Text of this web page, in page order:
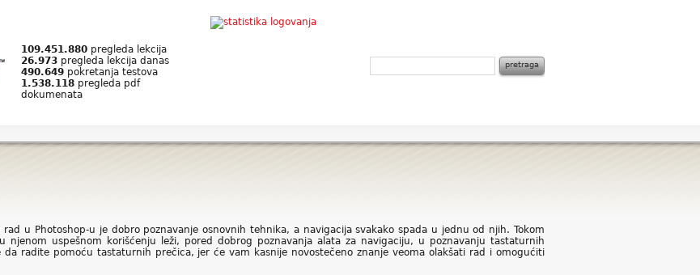
109.451.880 pregleda lekcija
26.973 pregleda lekcija danas
490.649 pokretanja testova
1.538.118 pregleda pdf
dokumenata
rad u Photoshop-u je dobro poznavanje osnovnih tehnika, a navigacija svakako spada u jednu od njih. Tokom
njenom uspešnom korišćenju leži, pored dobrog poznavanja alata za navigaciju, u poznavanju tastaturnih
radite pomoću tastaturnih prečica, jer će vam kasnije novostečeno znanje veoma olakšati rad i omogućiti